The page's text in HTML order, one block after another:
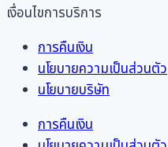
เงื่อนไขการบริการ
การคืนเงิน
นโยบายความเป็นส่วนตัว
นโยบายบริษัท
การคืนเงิน